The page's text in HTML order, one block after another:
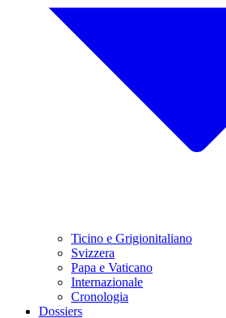
Ticino e Grigionitaliano
Svizzera
Papa e Vaticano
Internazionale
Cronologia
Dossiers